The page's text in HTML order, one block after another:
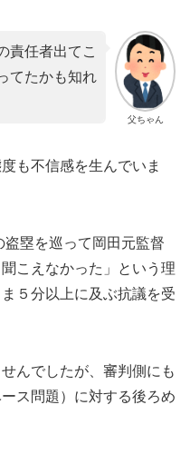
父ちゃん
責任者出てこ
てたかも知れ
も不信感を生んでいま
塁を巡って岡田元監督
こえなかった」という理
５分以上に及ぶ抗議を受
んでしたが、審判側にも
ス問題）に対する後ろめ